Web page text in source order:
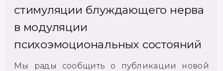
стимуляции блуждающего нерва
в модуляции
психоэмоциональных состояний
Мы рады сообщить о публикации новой